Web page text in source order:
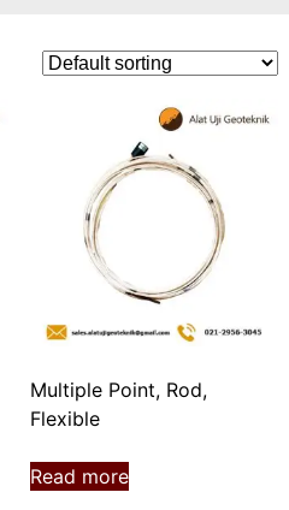
Multiple Point, Rod,
Flexible
Read more